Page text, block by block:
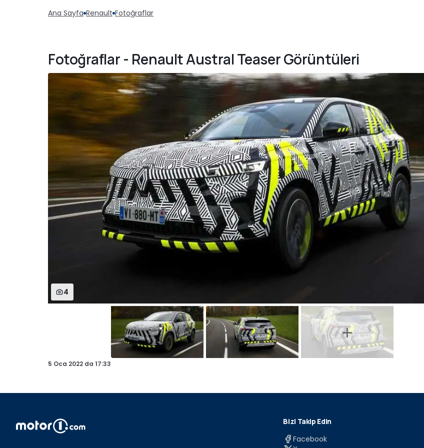
Ana Sayfa Renault Fotoğraflar
Fotoğraflar - Renault Austral Teaser Görüntüleri
4
5 Oca 2022 da 17:33
Bizi Takip Edin
Facebook